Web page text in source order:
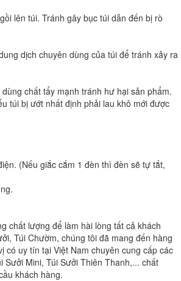
lên túi. Tránh gây bục túi dẫn đến bị rò
dịch chuyên dùng của túi để tránh xảy ra
chất tẩy mạnh tránh hư hại sản phẩm.
túi bị ướt nhất định phải lau khô mới được
(Nếu giắc cắm 1 đèn thì đèn sẽ tự tắt,
chất lượng để làm hài lòng tất cả khách
Túi Chườm, chúng tôi đã mang đến hàng
uy tín tại Việt Nam chuyên cung cấp các
Mini, Túi Sưởi Thiên Thanh,... chất
khách hàng.